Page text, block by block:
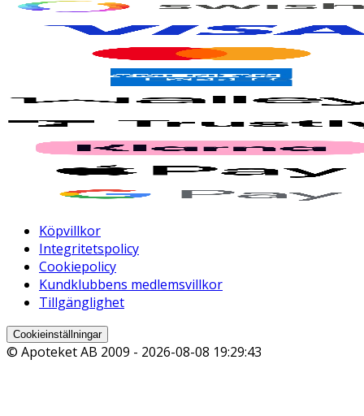
Köpvillkor
Integritetspolicy
Cookiepolicy
Kundklubbens medlemsvillkor
Tillgänglighet
Cookieinställningar
© Apoteket AB 2009 - 2026-08-08 19:29:43